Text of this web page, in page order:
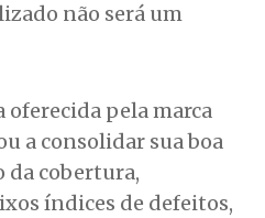
não será um
oferecida pela marca
a consolidar sua boa
da cobertura,
índices de defeitos,